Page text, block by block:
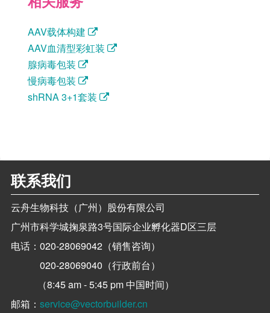
AAV载体构建
AAV血清型彩虹装
腺病毒包装
慢病毒包装
shRNA 3+1套装
联系我们
云舟生物科技（广州）股份有限公司
广州市科学城掬泉路3号国际企业孵化器D区三层
电话：020-28069042（销售咨询）
020-28069040（行政前台）
（8:45 am - 5:45 pm 中国时间）
邮箱：service@vectorbuilder.cn